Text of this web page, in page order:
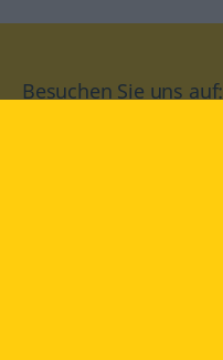
Besuchen Sie uns auf: